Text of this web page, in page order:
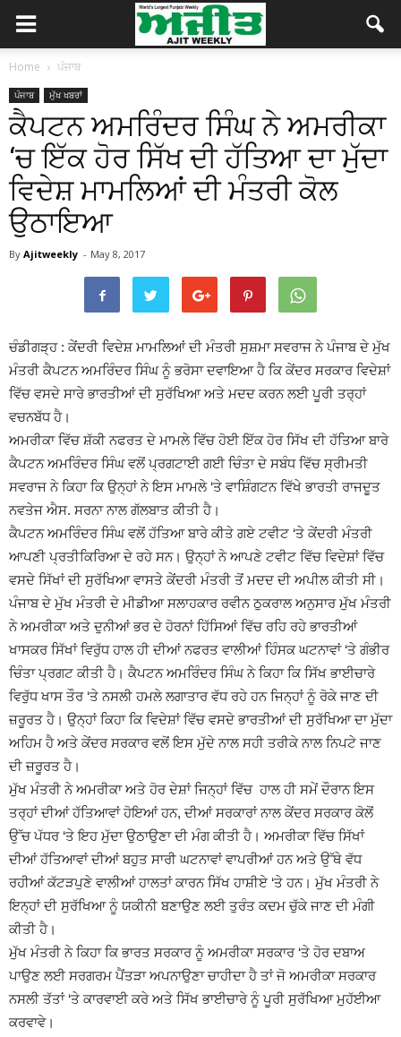
Home ਪੰਜਾਬ
ਪੰਜਾਬ ਮੁੱਖ ਖਬਰਾਂ
ਕੈਪਟਨ ਅਮਰਿੰਦਰ ਸਿੰਘ ਨੇ ਅਮਰੀਕਾ
‘ਚ ਇੱਕ ਹੋਰ ਸਿੱਖ ਦੀ ਹੱਤਿਆ ਦਾ ਮੁੱਦਾ
ਵਿਦੇਸ਼ ਮਾਮਲਿਆਂ ਦੀ ਮੰਤਰੀ ਕੋਲ
ਉਠਾਇਆ
By Ajitweekly - May 8, 2017
ਚੰਡੀਗੜ੍ਹ : ਕੇਂਦਰੀ ਵਿਦੇਸ਼ ਮਾਮਲਿਆਂ ਦੀ ਮੰਤਰੀ ਸੁਸ਼ਮਾ ਸਵਰਾਜ ਨੇ ਪੰਜਾਬ ਦੇ ਮੁੱਖ
ਮੰਤਰੀ ਕੈਪਟਨ ਅਮਰਿੰਦਰ ਸਿੰਘ ਨੂੰ ਭਰੋਸਾ ਦਵਾਇਆ ਹੈ ਕਿ ਕੇਂਦਰ ਸਰਕਾਰ ਵਿਦੇਸ਼ਾਂ
ਵਿੱਚ ਵਸਦੇ ਸਾਰੇ ਭਾਰਤੀਆਂ ਦੀ ਸੁਰੱਖਿਆ ਅਤੇ ਮਦਦ ਕਰਨ ਲਈ ਪੂਰੀ ਤਰ੍ਹਾਂ
ਵਚਨਬੱਧ ਹੈ।
ਅਮਰੀਕਾ ਵਿੱਚ ਸ਼ੱਕੀ ਨਫਰਤ ਦੇ ਮਾਮਲੇ ਵਿੱਚ ਹੋਈ ਇੱਕ ਹੋਰ ਸਿੱਖ ਦੀ ਹੱਤਿਆ ਬਾਰੇ
ਕੈਪਟਨ ਅਮਰਿੰਦਰ ਸਿੰਘ ਵਲੋਂ ਪ੍ਰਗਟਾਈ ਗਈ ਚਿੰਤਾ ਦੇ ਸਬੰਧ ਵਿੱਚ ਸ੍ਰੀਮਤੀ
ਸਵਰਾਜ ਨੇ ਕਿਹਾ ਕਿ ਉਨ੍ਹਾਂ ਨੇ ਇਸ ਮਾਮਲੇ ‘ਤੇ ਵਾਸ਼ਿੰਗਟਨ ਵਿੱਖੇ ਭਾਰਤੀ ਰਾਜਦੂਤ
ਨਵਤੇਜ ਐਸ. ਸਰਨਾ ਨਾਲ ਗੱਲਬਾਤ ਕੀਤੀ ਹੈ।
ਕੈਪਟਨ ਅਮਰਿੰਦਰ ਸਿੰਘ ਵਲੋਂ ਹੱਤਿਆ ਬਾਰੇ ਕੀਤੇ ਗਏ ਟਵੀਟ ‘ਤੇ ਕੇਂਦਰੀ ਮੰਤਰੀ
ਆਪਣੀ ਪ੍ਰਤੀਕਿਰਿਆ ਦੇ ਰਹੇ ਸਨ। ਉਨ੍ਹਾਂ ਨੇ ਆਪਣੇ ਟਵੀਟ ਵਿੱਚ ਵਿਦੇਸ਼ਾਂ ਵਿੱਚ
ਵਸਦੇ ਸਿੱਖਾਂ ਦੀ ਸੁਰੱਖਿਆ ਵਾਸਤੇ ਕੇਂਦਰੀ ਮੰਤਰੀ ਤੋਂ ਮਦਦ ਦੀ ਅਪੀਲ ਕੀਤੀ ਸੀ।
ਪੰਜਾਬ ਦੇ ਮੁੱਖ ਮੰਤਰੀ ਦੇ ਮੀਡੀਆ ਸਲਾਹਕਾਰ ਰਵੀਨ ਠੁਕਰਾਲ ਅਨੁਸਾਰ ਮੁੱਖ ਮੰਤਰੀ
ਨੇ ਅਮਰੀਕਾ ਅਤੇ ਦੁਨੀਆਂ ਭਰ ਦੇ ਹੋਰਨਾਂ ਹਿੱਸਿਆਂ ਵਿੱਚ ਰਹਿ ਰਹੇ ਭਾਰਤੀਆਂ
ਖਾਸਕਰ ਸਿੱਖਾਂ ਵਿਰੁੱਧ ਹਾਲ ਹੀ ਦੀਆਂ ਨਫਰਤ ਵਾਲੀਆਂ ਹਿੰਸਕ ਘਟਨਾਵਾਂ ‘ਤੇ ਗੰਭੀਰ
ਚਿੰਤਾ ਪ੍ਰਗਟ ਕੀਤੀ ਹੈ। ਕੈਪਟਨ ਅਮਰਿੰਦਰ ਸਿੰਘ ਨੇ ਕਿਹਾ ਕਿ ਸਿੱਖ ਭਾਈਚਾਰੇ
ਵਿਰੁੱਧ ਖਾਸ ਤੌਰ ‘ਤੇ ਨਸਲੀ ਹਮਲੇ ਲਗਾਤਾਰ ਵੱਧ ਰਹੇ ਹਨ ਜਿਨ੍ਹਾਂ ਨੂੰ ਰੋਕੇ ਜਾਣ ਦੀ
ਜ਼ਰੂਰਤ ਹੈ। ਉਨ੍ਹਾਂ ਕਿਹਾ ਕਿ ਵਿਦੇਸ਼ਾਂ ਵਿੱਚ ਵਸਦੇ ਭਾਰਤੀਆਂ ਦੀ ਸੁਰੱਖਿਆ ਦਾ ਮੁੱਦਾ
ਅਹਿਮ ਹੈ ਅਤੇ ਕੇਂਦਰ ਸਰਕਾਰ ਵਲੋਂ ਇਸ ਮੁੱਦੇ ਨਾਲ ਸਹੀ ਤਰੀਕੇ ਨਾਲ ਨਿਪਟੇ ਜਾਣ
ਦੀ ਜ਼ਰੂਰਤ ਹੈ।
ਮੁੱਖ ਮੰਤਰੀ ਨੇ ਅਮਰੀਕਾ ਅਤੇ ਹੋਰ ਦੇਸ਼ਾਂ ਜਿਨ੍ਹਾਂ ਵਿੱਚ ਹਾਲ ਹੀ ਸਮੇਂ ਦੌਰਾਨ ਇਸ
ਤਰ੍ਹਾਂ ਦੀਆਂ ਹੱਤਿਆਵਾਂ ਹੋਇਆਂ ਹਨ, ਦੀਆਂ ਸਰਕਾਰਾਂ ਨਾਲ ਕੇਂਦਰ ਸਰਕਾਰ ਕੋਲੋਂ
ਉੱਚ ਪੱਧਰ ‘ਤੇ ਇਹ ਮੁੱਦਾ ਉਠਾਉਣਾ ਦੀ ਮੰਗ ਕੀਤੀ ਹੈ। ਅਮਰੀਕਾ ਵਿੱਚ ਸਿੱਖਾਂ
ਦੀਆਂ ਹੱਤਿਆਵਾਂ ਦੀਆਂ ਬਹੁਤ ਸਾਰੀ ਘਟਨਾਵਾਂ ਵਾਪਰੀਆਂ ਹਨ ਅਤੇ ਉੱਥੇ ਵੱਧ
ਰਹੀਆਂ ਕੱਟੜਪੁਣੇ ਵਾਲੀਆਂ ਹਾਲਤਾਂ ਕਾਰਨ ਸਿੱਖ ਹਾਸ਼ੀਏ ‘ਤੇ ਹਨ। ਮੁੱਖ ਮੰਤਰੀ ਨੇ
ਇਨ੍ਹਾਂ ਦੀ ਸੁਰੱਖਿਆ ਨੂੰ ਯਕੀਨੀ ਬਣਾਉਣ ਲਈ ਤੁਰੰਤ ਕਦਮ ਚੁੱਕੇ ਜਾਣ ਦੀ ਮੰਗੀ
ਕੀਤੀ ਹੈ।
ਮੁੱਖ ਮੰਤਰੀ ਨੇ ਕਿਹਾ ਕਿ ਭਾਰਤ ਸਰਕਾਰ ਨੂੰ ਅਮਰੀਕਾ ਸਰਕਾਰ ‘ਤੇ ਹੋਰ ਦਬਾਅ
ਪਾਉਣ ਲਈ ਸਰਗਰਮ ਪੈਂਤੜਾ ਅਪਨਾਉਣਾ ਚਾਹੀਦਾ ਹੈ ਤਾਂ ਜੋ ਅਮਰੀਕਾ ਸਰਕਾਰ
ਨਸਲੀ ਤੱਤਾਂ ‘ਤੇ ਕਾਰਵਾਈ ਕਰੇ ਅਤੇ ਸਿੱਖ ਭਾਈਚਾਰੇ ਨੂੰ ਪੂਰੀ ਸੁਰੱਖਿਆ ਮੁਹੱਈਆ
ਕਰਵਾਵੇ।